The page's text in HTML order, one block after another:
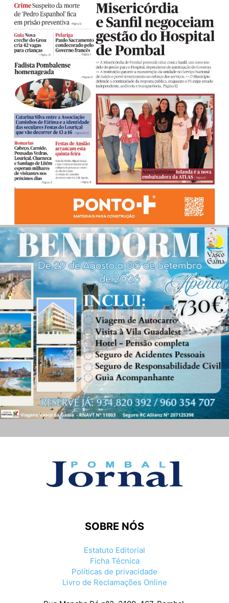
SOBRE NÓS
Estatuto Editorial
Ficha Técnica
Políticas de privacidade
Livro de Reclamações Online